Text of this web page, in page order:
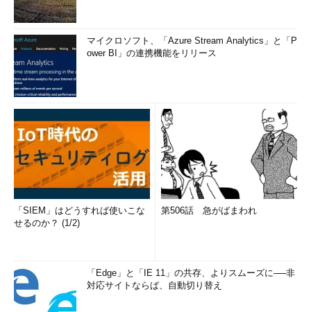
マイクロソフト、「Azure Stream Analytics」と「P
ower BI」の連携機能をリリース
「SIEM」はどうすれば使いこな
せるのか？ (1/2)
第506話 急がばまわれ
「Edge」と「IE 11」の共存、よりスムーズに──非
対応サイトならば、自動切り替え